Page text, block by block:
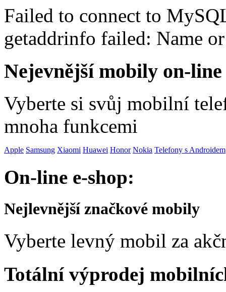
Failed to connect to
getaddrinfo failed: Name
Nejevnější mobily on-
Vyberte si svůj mobilní
mnoha funkcemi
Apple Samsung Xiaomi Huawei Honor Nokia Telefony s Androidem
On-line e-shop:
Nejlevnější značkové mobily
Vyberte levný mobil za
Totální výprodej